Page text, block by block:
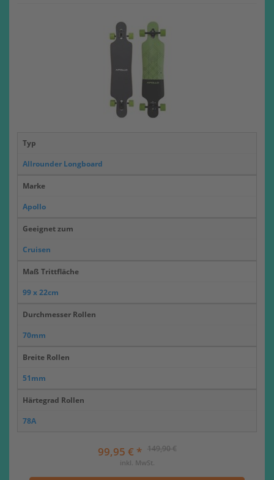
Typ
Allrounder Longboard
Marke
Apollo
Geeignet zum
Cruisen
Maß Trittfläche
99 x 22cm
Durchmesser Rollen
70mm
Breite Rollen
51mm
Härtegrad Rollen
78A
99,95 € * 149,90 €
inkl. MwSt.